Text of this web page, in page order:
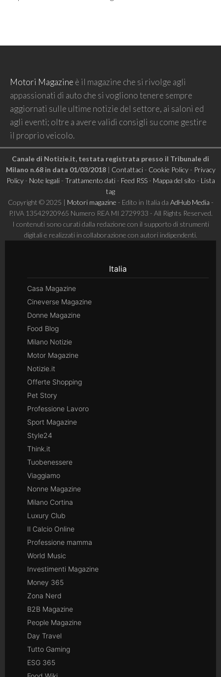
Motori Magazine è il magazine che si rivolge agli
appassionati di auto che si vogliono tenere sempre
aggiornati sulle ultime notizie del settore, ai saloni ed
agli eventi; oltre a avere validi consigli su come gestire
il proprio veicolo.
Canale di Notizie.it, testata registrata presso il Tribunale di
Milano n.68 in data 01/03/2018| Contattaci- Cookie Policy- Privacy
Policy- Note legali- Trattamento dati- Feed RSS- Mappa del sito - Lista
tag
Copyright © 2025 | Motori magazine - Edito in Italia da AdHub Media -
P.IVA 13542920965 Numero REA MI 2729933 - All Rights Reserved.
I contenuti sono curati dalla redazione con il supporto di strumenti
digitali e realizzati in collaborazione con autori indipendenti.
Italia
Casa Magazine
Cineverse Magazine
Donne Magazine
Food Blog
Milano Notizie
Motor Magazine
Notizie.it
Offerte Shopping
Pet Story
Professione Lavoro
Sport Magazine
Style24
Think.it
Tuobenessere
Viaggiamo
Nonne Magazine
Milano Cortina
Luxury Club
Il Calcio Online
Professione mamma
World Music
Investimenti Magazine
Money 365
Zona Nerd
B2B Magazine
People Magazine
Day Travel
Tutto Gaming
ESG 365